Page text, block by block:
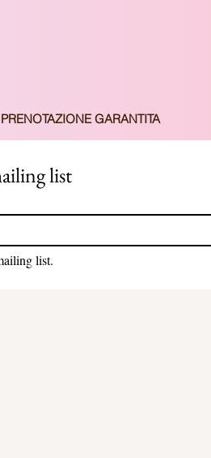
GARANTITA
list
list.